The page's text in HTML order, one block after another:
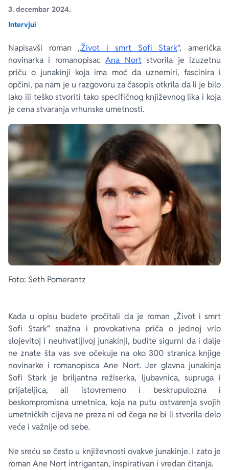
3. decembar 2024.
Intervjui
Napisavši roman „Život i smrt Sofi Stark“, američka
novinarka i romanopisacAna Nortstvorila je izuzetnu
priču o junakinji koja ima moć da uznemiri, fascinira i
opčini, pa nam je u razgovoru za časopis otkrila da li je bilo
lako ili teško stvoriti tako specifičnog književnog lika i koja
je cena stvaranja vrhunske umetnosti.
Foto: Seth Pomerantz
Kada u opisu budete pročitali da je roman „Život i smrt
Sofi Stark“ snažna i provokativna priča o jednoj vrlo
slojevitoj i neuhvatljivoj junakinji, budite sigurni da i dalje
ne znate šta vas sve očekuje na oko 300 stranica knjige
novinarke i romanopisca Ane Nort. Jer glavna junakinja
Sofi Stark je briljantna režiserka, ljubavnica, supruga i
prijateljica, ali istovremeno i beskrupulozna i
beskompromisna umetnica, koja na putu ostvarenja svojih
umetničkih cijeva ne preza ni od čega ne bi li stvorila delo
veće i važnije od sebe.
Ne sreću se često u književnosti ovakve junakinje. I zato je
roman Ane Nort intrigantan, inspirativan i vredan čitanja.
Ekranizovane knjige
Za poklon
E-knjige
Autori
Poezija
Lični razvoj i popularna psihologija
Biografija
Bojan Ljubenović
Dejan Tiago-Stanković
Milica Jakovljević Mir-Jam
Peter Handke
Harlan Koben
Elif Šafak